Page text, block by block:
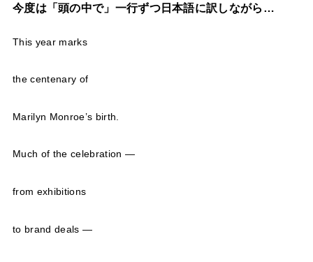
今度は「頭の中で」一行ずつ日本語に訳しながら…
This year marks
the centenary of
Marilyn Monroe’s birth.
Much of the celebration —
from exhibitions
to brand deals —